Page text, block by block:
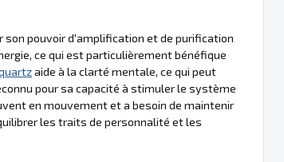
son pouvoir d'amplification et de purification
ce qui est particulièrement bénéfique
aide à la clarté mentale, ce qui peut
pour sa capacité à stimuler le système
en mouvement et a besoin de maintenir
les traits de personnalité et les